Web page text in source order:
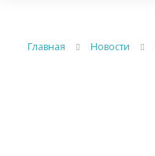
Главная Новости